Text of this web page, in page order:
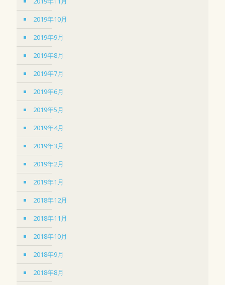
2019年10月
2019年9月
2019年8月
2019年7月
2019年6月
2019年5月
2019年4月
2019年3月
2019年2月
2019年1月
2018年12月
2018年11月
2018年10月
2018年9月
2018年8月